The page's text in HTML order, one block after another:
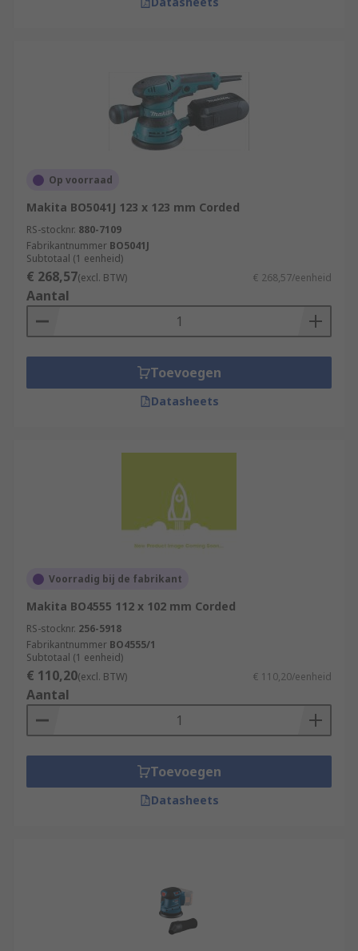
Op voorraad
Makita BO5041J 123 x 123 mm Corded
RS-stocknr. 880-7109
Fabrikantnummer BO5041J
Subtotaal (1 eenheid)
€ 268,57(excl. BTW) € 268,57/eenheid
Aantal
Toevoegen
Datasheets
Voorradig bij de fabrikant
Makita BO4555 112 x 102 mm Corded
RS-stocknr. 256-5918
Fabrikantnummer BO4555/1
Subtotaal (1 eenheid)
€ 110,20(excl. BTW) € 110,20/eenheid
Aantal
Toevoegen
Datasheets